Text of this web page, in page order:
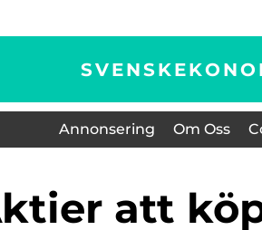
Annonsering Om Oss
aktier att